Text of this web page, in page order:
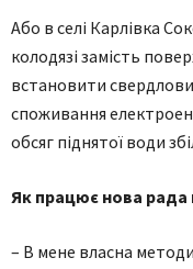
Або в селі Карлівка
колодязі замість
встановити
споживання
обсяг піднятої води
Як працює нова
– В мене власна